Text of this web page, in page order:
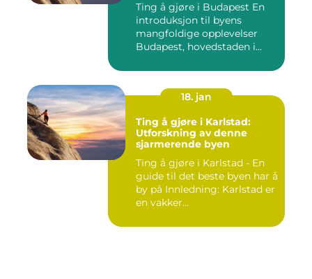
Ting å gjøre i Budapest En
introduksjon til byens
mangfoldige opplevelser
Budapest, hovedstaden i...
18. jan
Ting å gjøre i Karlstad:
Utforskning av denne
sjarmerende byen
Ting å gjøre i Karlstad - En
guide til det beste byen har å
by på Innledning: Karlstad er
en vakker...